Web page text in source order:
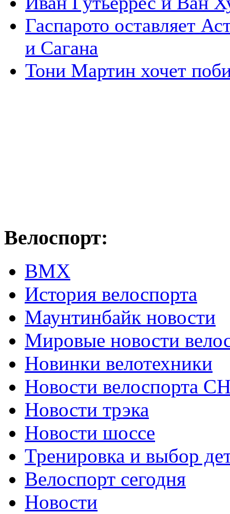
Гаспарото оставляет
и Сагана
Тони Мартин хочет
Велоспорт:
ВМХ
История велоспорта
Маунтинбайк новости
Мировые новости
Новинки велотехники
Новости велоспорта
Новости трэка
Новости шоссе
Тренировка и выбор
Велоспорт сегодня
Новости